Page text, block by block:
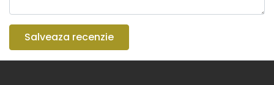
Salveaza recenzie